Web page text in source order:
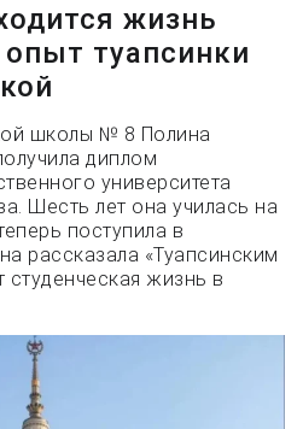
жизнь
туапсинки
школы № 8 Полина
диплом
университета
Шесть лет она училась на
поступила в
рассказала «Туапсинским
студенческая жизнь в